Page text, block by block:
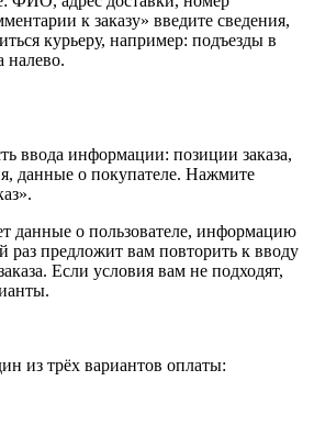
к заказу» введите сведения,
курьеру, например: подъезды в
налево.
ввода информации: позиции заказа,
данные о покупателе. Нажмите
данные о пользователе, информацию
раз предложит вам повторить к вводу
Если условия вам не подходят,
из трёх вариантов оплаты: